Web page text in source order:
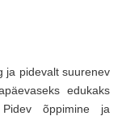
ja pidevalt suurenev
edukaks
õppimine ja